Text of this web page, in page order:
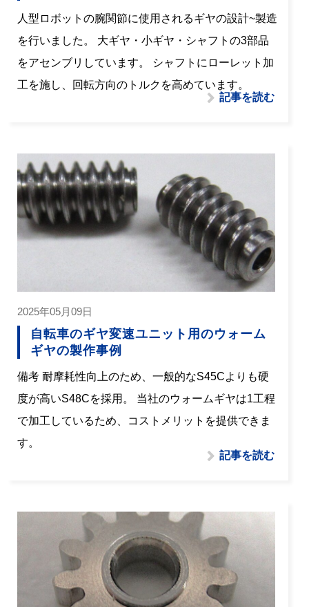
人型ロボットの腕関節に使用されるギヤの設計~製造
を行いました。 大ギヤ・小ギヤ・シャフトの3部品
をアセンブリしています。 シャフトにローレット加
工を施し、回転方向のトルクを高めています。
記事を読む
2025年05月09日
自転車のギヤ変速ユニット用のウォーム
ギヤの製作事例
備考 耐摩耗性向上のため、一般的なS45Cよりも硬
度が高いS48Cを採用。 当社のウォームギヤは1工程
で加工しているため、コストメリットを提供できま
す。
記事を読む